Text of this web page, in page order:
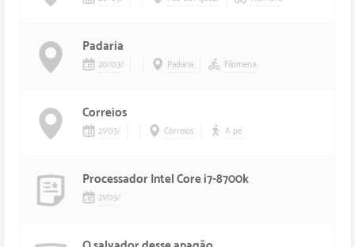
Padaria
20/03/ Padaria Filomena
Correios
21/03/ Correios A pé
Processador Intel Core i7-8700k
21/03/